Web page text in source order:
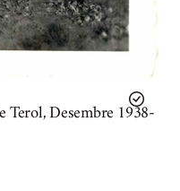
Terol, Desembre 1938-